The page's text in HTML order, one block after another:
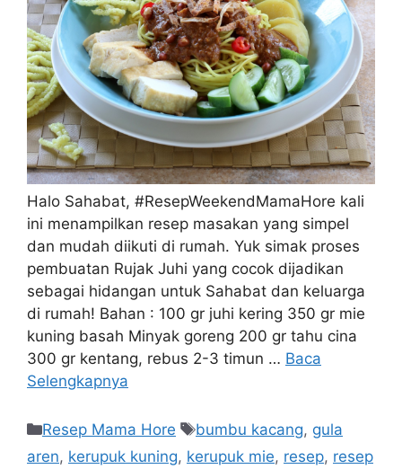
Halo Sahabat, #ResepWeekendMamaHore kali
ini menampilkan resep masakan yang simpel
dan mudah diikuti di rumah. Yuk simak proses
pembuatan Rujak Juhi yang cocok dijadikan
sebagai hidangan untuk Sahabat dan keluarga
di rumah! Bahan : 100 gr juhi kering 350 gr mie
kuning basah Minyak goreng 200 gr tahu cina
300 gr kentang, rebus 2-3 timun … Baca
Selengkapnya
Resep Mama Hore bumbu kacang, gula
aren, kerupuk kuning, kerupuk mie, resep, resep